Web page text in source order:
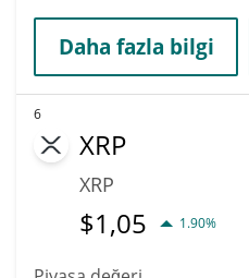
Daha fazla bilgi
6
XRP
XRP
$1,05 1.90%